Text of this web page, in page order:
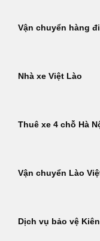
Vận chuyển hàng
Nhà xe Việt Lào
Thuê xe 4 chỗ Hà
Vận chuyển Lào
Dịch vụ bảo vệ